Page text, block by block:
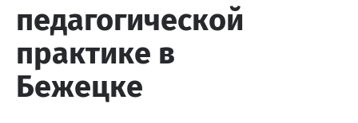
педагогической
практике в
Бежецке